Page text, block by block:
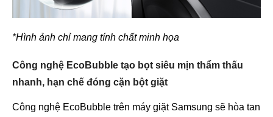
*Hình ảnh chỉ mang tính chất minh họa
Công nghệ EcoBubble tạo bọt siêu mịn thẩm thấu
nhanh, hạn chế đóng cặn bột giặt
Công nghệ EcoBubble trên máy giặt Samsung sẽ hòa tan